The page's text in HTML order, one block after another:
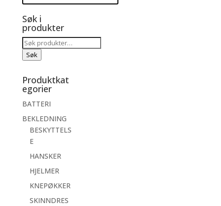
Søk i
produkter
Søk
etter:
Søk
Produktkat
egorier
BATTERI
BEKLEDNING
BESKYTTELS
E
HANSKER
HJELMER
KNEPØKKER
SKINNDRES